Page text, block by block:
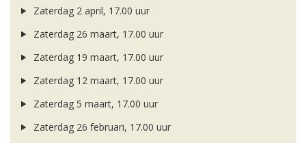
Zaterdag 2 april, 17.00 uur
Zaterdag 26 maart, 17.00 uur
Zaterdag 19 maart, 17.00 uur
Zaterdag 12 maart, 17.00 uur
Zaterdag 5 maart, 17.00 uur
Zaterdag 26 februari, 17.00 uur